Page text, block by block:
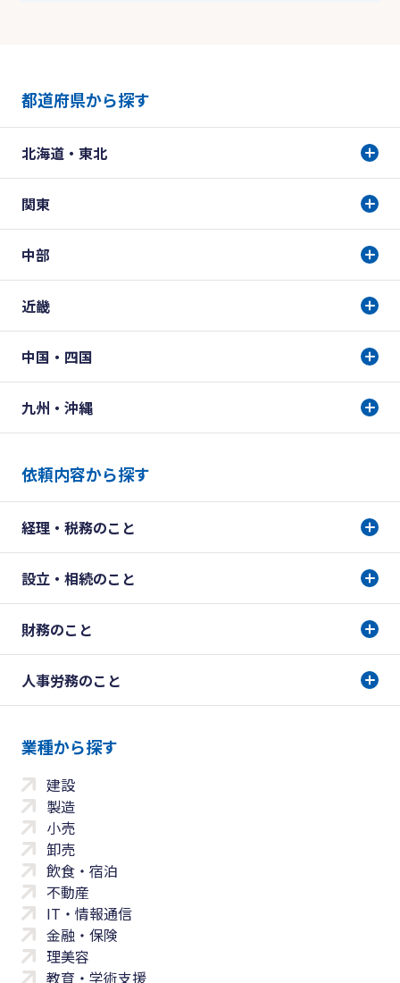
都道府県から探す
北海道・東北
関東
中部
近畿
中国・四国
九州・沖縄
依頼内容から探す
経理・税務のこと
設立・相続のこと
財務のこと
人事労務のこと
業種から探す
建設
製造
小売
卸売
飲食・宿泊
不動産
IT・情報通信
金融・保険
理美容
教育・学術支援